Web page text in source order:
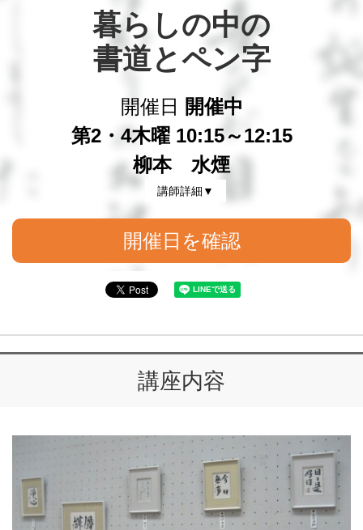
暮らしの中の
書道とペン字
開催日
開催中
第2・4木曜 10:15～12:15
柳本 水煙
講師詳細▼
開催日を確認
講座内容